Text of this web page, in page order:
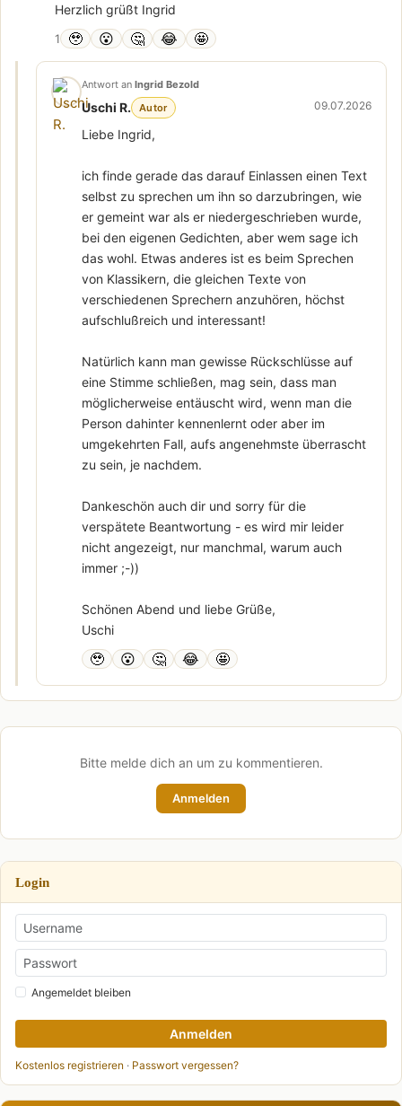
Herzlich grüßt Ingrid
1 🥹 😮 🤔 😂 🤩
Antwort an Ingrid Bezold
Uschi R. Autor 09.07.2026
Liebe Ingrid,
ich finde gerade das darauf Einlassen einen Text
selbst zu sprechen um ihn so darzubringen, wie
er gemeint war als er niedergeschrieben wurde,
bei den eigenen Gedichten, aber wem sage ich
das wohl. Etwas anderes ist es beim Sprechen
von Klassikern, die gleichen Texte von
verschiedenen Sprechern anzuhören, höchst
aufschlußreich und interessant!
Natürlich kann man gewisse Rückschlüsse auf
eine Stimme schließen, mag sein, dass man
möglicherweise entäuscht wird, wenn man die
Person dahinter kennenlernt oder aber im
umgekehrten Fall, aufs angenehmste überrascht
zu sein, je nachdem.
Dankeschön auch dir und sorry für die
verspätete Beantwortung - es wird mir leider
nicht angezeigt, nur manchmal, warum auch
immer ;-))
Schönen Abend und liebe Grüße,
Uschi
🥹 😮 🤔 😂 🤩
Bitte melde dich an um zu kommentieren.
Anmelden
Login
Angemeldet bleiben
Anmelden
Kostenlos registrieren · Passwort vergessen?